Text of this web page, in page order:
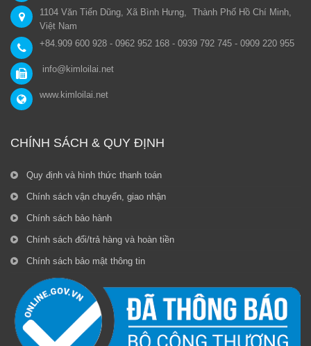
1104 Văn Tiến Dũng, Xã Bình Hưng, Thành Phố Hồ Chí Minh,
Việt Nam
+84.909 600 928 - 0962 952 168 - 0939 792 745 - 0909 220 955
info@kimloilai.net
www.kimloilai.net
CHÍNH SÁCH & QUY ĐỊNH
Quy định và hình thức thanh toán
Chính sách vận chuyển, giao nhận
Chính sách bảo hành
Chính sách đổi/trả hàng và hoàn tiền
Chính sách bảo mật thông tin